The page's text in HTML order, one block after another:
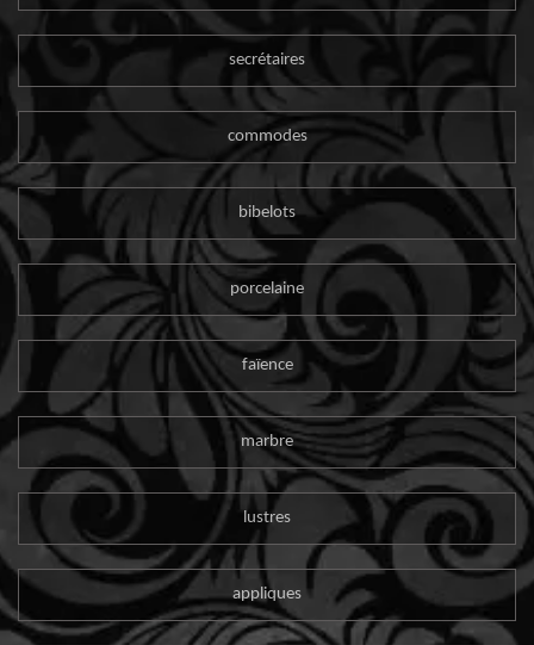
secrétaires
commodes
bibelots
porcelaine
faïence
marbre
lustres
appliques